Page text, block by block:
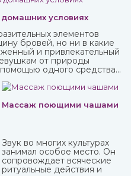
условиях
элементов
бровей, но ни в какие
и привлекательный
от природы
одного средства
интернет-магазине
Массаж поющими чашами
Звук во многих культурах
занимал особое место. Он
сопровождает всяческие
ритуальные действия и